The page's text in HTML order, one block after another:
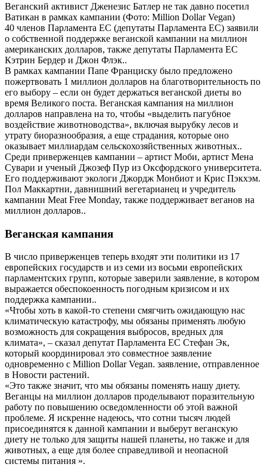
Веганский активист Дженезис Батлер не так давно посетил
Ватикан в рамках кампании (Фото: Million Dollar Vegan)
40 членов Парламента EC (депутаты Парламента ЕС) заявили
о собственной поддержке веганской кампании на миллион
американских долларов, также депутаты Парламента ЕС
Кэтрин Бердер и Джон Флэк..
В рамках кампании Папе Франциску было предложено
пожертвовать 1 миллион долларов на благотворительность по
его выбору – если он будет держаться веганской диеты во
время Великого поста. Веганская кампания на миллион
долларов направлена на то, чтобы «выделить пагубное
воздействие животноводства», включая вырубку лесов и
утрату биоразнообразия, а еще страдания, которые оно
оказывает миллиардам сельскохозяйственных животных..
Среди приверженцев кампании – артист Моби, артист Мена
Сувари и ученый Джозеф Пур из Оксфордского университета.
Его поддерживают экологи Джордж Монбиот и Крис Пэкхэм.
Пол Маккартни, давнишний вегетарианец и учредитель
кампании Meat Free Monday, также поддерживает веганов на
миллион долларов..
Веганская кампания
В число приверженцев теперь входят эти политики из 17
европейских государств и из семи из восьми европейских
парламентских групп, которые заверили заявление, в котором
выражается обеспокоенность погодным кризисом и их
поддержка кампании..
«Чтобы хоть в какой-то степени смягчить ожидающую нас
климатическую катастрофу, мы обязаны применять любую
возможность для сокращения выбросов, вредных для
климата», – сказал депутат Парламента ЕС Стефан Эк,
который координировал это совместное заявление
одновременно с Million Dollar Vegan. заявление, отправленное
в Новости растений.
«Это также значит, что мы обязаны поменять нашу диету.
Веганцы на миллион долларов проделывают поразительную
работу по повышению осведомленности об этой важной
проблеме. Я искренне надеюсь, что сотни тысяч людей
присоединятся к данной кампании и выберут веганскую
диету не только для защиты нашей планеты, но также и для
животных, а еще для более справедливой и неопасной
системы питания ».